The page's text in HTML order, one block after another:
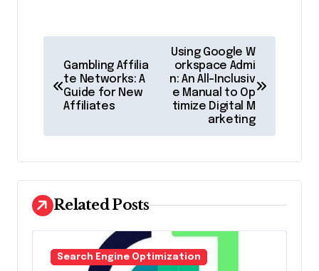
n
a
v
i
g
a
Gambling Affilia
te Networks: A
Guide for New
Affiliates
Using Google W
orkspace Admi
n: An All-Inclusiv
e Manual to Op
timize Digital M
arketing
Related Posts
Search Engine Optimization